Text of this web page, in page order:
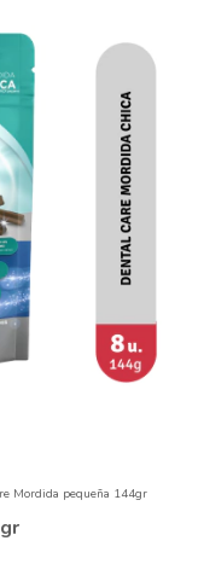
Mordida pequeña 144gr